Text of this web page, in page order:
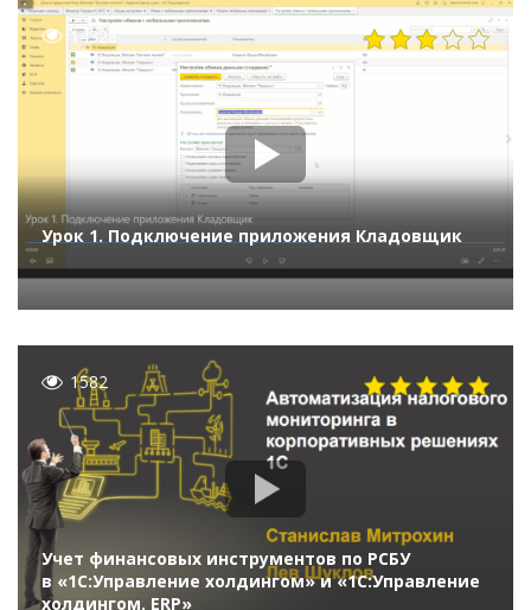
14328
Урок 1. Подключение приложения Кладовщик
1582
Учет финансовых инструментов по РСБУ
в «1С:Управление холдингом» и «1С:Управление
холдингом. ERP»